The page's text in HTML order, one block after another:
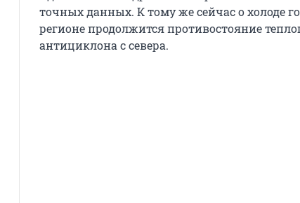
точных данных. К тому же сейчас о холоде
регионе продолжится противостояние
антициклона с севера.